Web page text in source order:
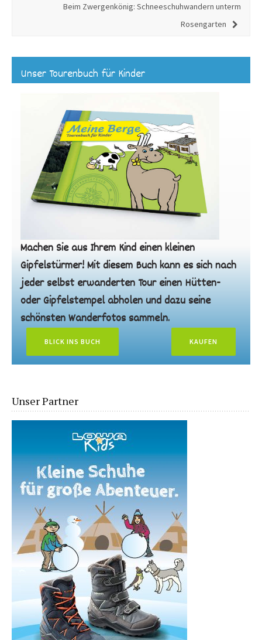
Beim Zwergenkönig: Schneeschuhwandern unterm
Rosengarten
Unser Tourenbuch für Kinder
Machen Sie aus Ihrem Kind einen kleinen
Gipfelstürmer! Mit diesem Buch kann es sich nach
jeder selbst erwanderten Tour einen Hütten-
oder Gipfelstempel abholen und dazu seine
schönsten Wanderfotos sammeln.
BLICK INS BUCH KAUFEN
Unser Partner